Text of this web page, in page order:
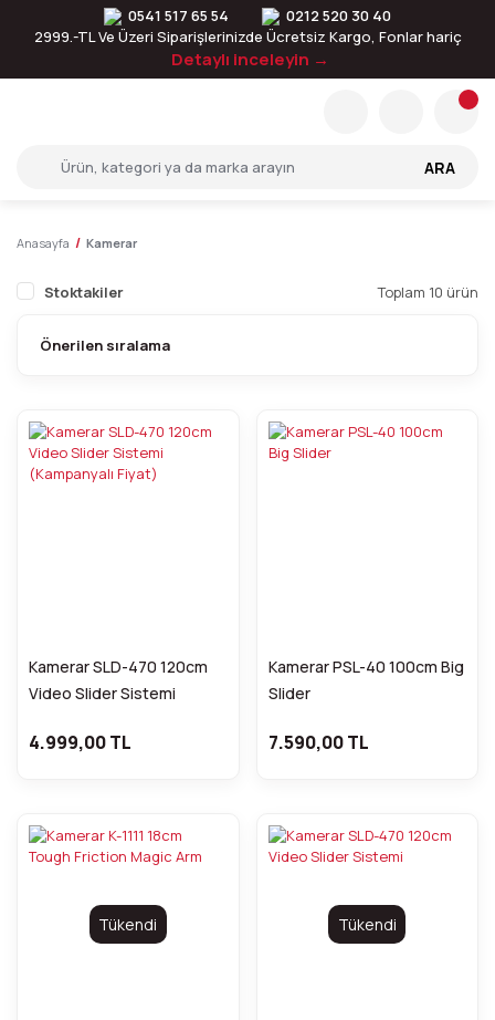
0541 517 65 54
0212 520 30 40
2999.-TL Ve Üzeri Siparişlerinizde Ücretsiz Kargo, Fonlar hariç
Detaylı inceleyin →
ARA
Anasayfa Kamerar
Stoktakiler Toplam 10 ürün
Kamerar SLD-470 120cm
Video Slider Sistemi
4.999,00 TL
Kamerar PSL-40 100cm Big
Slider
7.590,00 TL
Tükendi Tükendi